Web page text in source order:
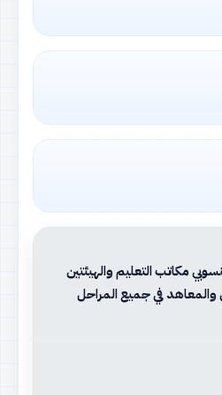
مكاتب التعليم والهيئتين
والمعاهد في جميع المراحل